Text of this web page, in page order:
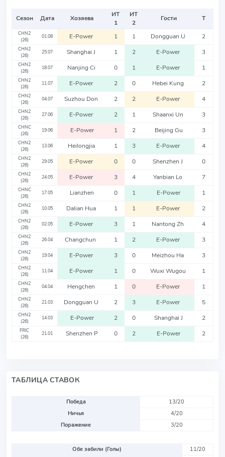
Сезон Дата Хозяева
ИТ
1
ИТ
2
Гости Т
CHN2
(26)
01.08 E-Power 1 1 Dongguan U 2
CHN2
(26)
25.07 Shanghai J 1 2 E-Power 3
CHN2
(26)
18.07 Nanjing Ci 0 1 E-Power 1
CHN2
(26)
11.07 E-Power 2 0 Hebei Kung 2
CHN2
(26)
04.07 Suzhou Don 2 2 E-Power 4
CHN2
(26)
27.06 E-Power 2 1 Shaanxi Un 3
CHNC
(26)
19.06 E-Power 1 2 Beijing Gu 3
CHN2
(26)
13.06 Heilongjia 1 3 E-Power 4
CHN2
(26)
29.05 E-Power 0 0 Shenzhen J 0
CHN2
(26)
24.05 E-Power 3 4 Yanbian Lo 7
CHNC
(26)
17.05 Lianzhen 0 1 E-Power 1
CHN2
(26)
10.05 Dalian Hua 1 1 E-Power 2
CHN2
(26)
02.05 E-Power 3 1 Nantong Zh 4
CHN2
(26)
26.04 Changchun 1 2 E-Power 3
CHN2
(26)
19.04 E-Power 3 0 Meizhou Ha 3
CHN2
(26)
11.04 E-Power 1 0 Wuxi Wugou 1
CHN2
(26)
04.04 Hengchen 1 0 E-Power 1
CHN2
(26)
21.03 Dongguan U 2 3 E-Power 5
CHN2
(26)
14.03 E-Power 2 0 Shanghai J 2
FRIC
(26)
21.01 Shenzhen P 0 2 E-Power 2
ТАБЛИЦА СТАВОК
Победа
13/20
Ничья
4/20
Поражение
3/20
Обе забили (Голы)
11/20